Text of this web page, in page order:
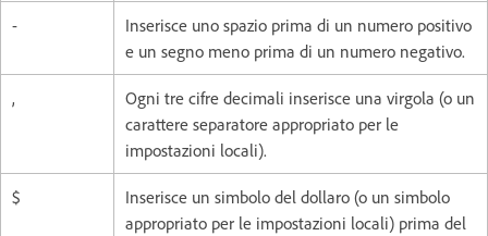
-
Inserisce uno spazio prima di un numero positivo
e un segno meno prima di un numero negativo.
,
Ogni tre cifre decimali inserisce una virgola (o un
carattere separatore appropriato per le
impostazioni locali).
$
Inserisce un simbolo del dollaro (o un simbolo
appropriato per le impostazioni locali) prima del